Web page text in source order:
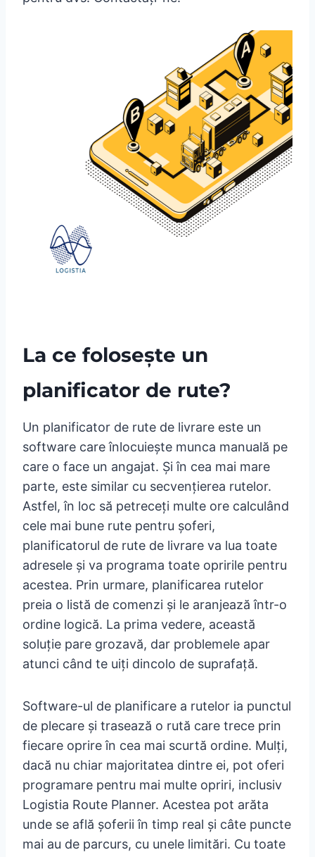
La ce folosește un
planificator de rute?
Un planificator de rute de livrare este un
software care înlocuiește munca manuală pe
care o face un angajat. Și în cea mai mare
parte, este similar cu secvențierea rutelor.
Astfel, în loc să petreceți multe ore calculând
cele mai bune rute pentru șoferi,
planificatorul de rute de livrare va lua toate
adresele și va programa toate opririle pentru
acestea. Prin urmare, planificarea rutelor
preia o listă de comenzi și le aranjează într-o
ordine logică. La prima vedere, această
soluție pare grozavă, dar problemele apar
atunci când te uiți dincolo de suprafață.
Software-ul de planificare a rutelor ia punctul
de plecare și trasează o rută care trece prin
fiecare oprire în cea mai scurtă ordine. Mulți,
dacă nu chiar majoritatea dintre ei, pot oferi
programare pentru mai multe opriri, inclusiv
Logistia Route Planner. Acestea pot arăta
unde se află șoferii în timp real și câte puncte
mai au de parcurs, cu unele limitări. Cu toate